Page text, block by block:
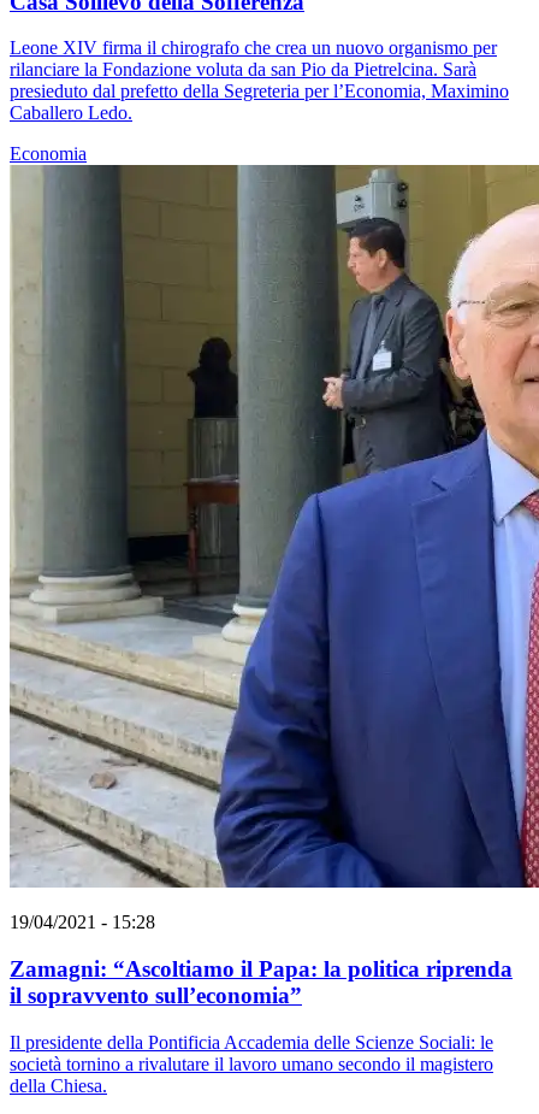
Leone XIV firma il chirografo che crea un nuovo organismo per
rilanciare la Fondazione voluta da san Pio da Pietrelcina. Sarà
presieduto dal prefetto della Segreteria per l’Economia, Maximino
Caballero Ledo.
Economia
19/04/2021 - 15:28
Zamagni: “Ascoltiamo il Papa: la politica riprenda
il sopravvento sull’economia”
Il presidente della Pontificia Accademia delle Scienze Sociali: le
società tornino a rivalutare il lavoro umano secondo il magistero
della Chiesa.